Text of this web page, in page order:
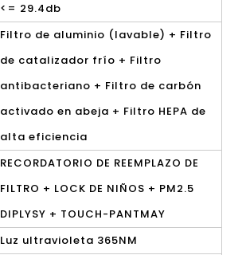
<= 29.4db
Filtro de aluminio (lavable) + Filtro
de catalizador frío + Filtro
antibacteriano + Filtro de carbón
activado en abeja + Filtro HEPA de
alta eficiencia
RECORDATORIO DE REEMPLAZO DE
FILTRO + LOCK DE NIÑOS + PM2.5
DIPLYSY + TOUCH-PANTMAY
Luz ultravioleta 365NM